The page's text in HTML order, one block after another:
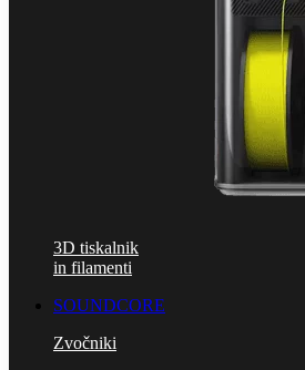
3D tiskalnik
in filamenti
SOUNDCORE
Zvočniki